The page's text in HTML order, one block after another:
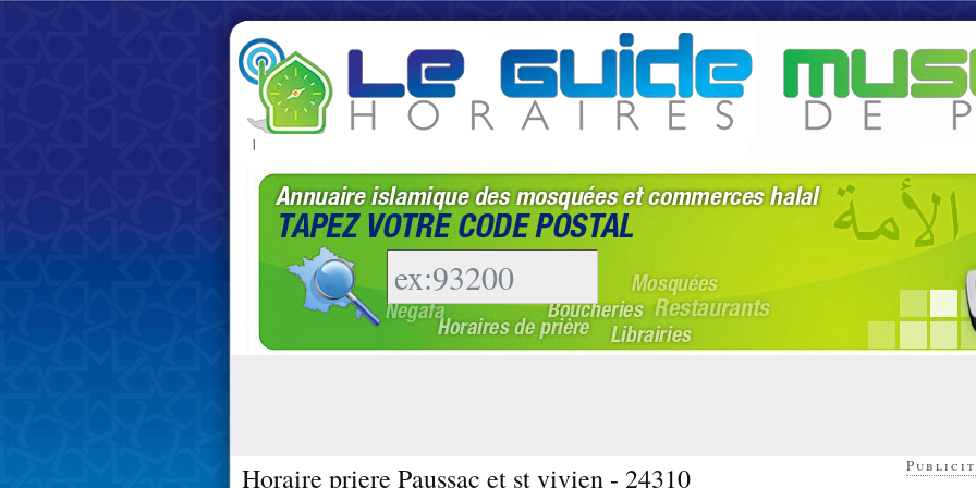
|
Horaire priere Paussac et st vivien - 24310